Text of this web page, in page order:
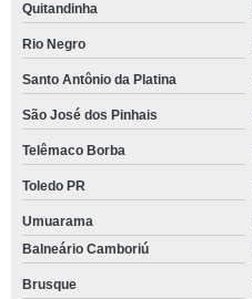
Quitandinha
Rio Negro
Santo Antônio da Platina
São José dos Pinhais
Telêmaco Borba
Toledo PR
Umuarama
Balneário Camboriú
Brusque